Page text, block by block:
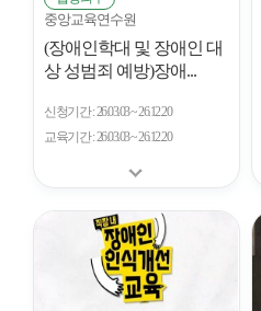
중앙교육연수원
(장애인학대 및 장애인 대
상 성범죄 예방)장애...
신청기간 26.03.03 ~ 26.12.20
교육기간 26.03.03 ~ 26.12.20